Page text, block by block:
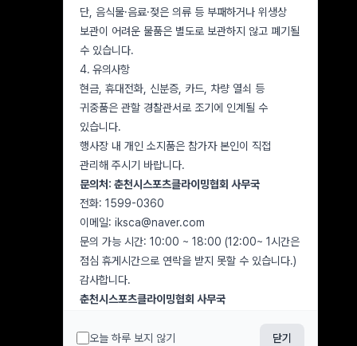
단, 음식물·음료·젖은 의류 등 부패하거나 위생상
보관이 어려운 물품은 별도로 보관하지 않고 폐기될
수 있습니다.
4. 유의사항
현금, 휴대전화, 신분증, 카드, 차량 열쇠 등
귀중품은 관할 경찰관서로 조기에 인계될 수
있습니다.
행사장 내 개인 소지품은 참가자 본인이 직접
관리해 주시기 바랍니다.
문의처: 춘천시스포츠클라이밍협회 사무국
전화: 1599-0360
이메일: iksca@naver.com
문의 가능 시간: 10:00 ~ 18:00 (12:00~ 1시간은
점심 휴게시간으로 연락을 받지 못할 수 있습니다.)
감사합니다.
춘천시스포츠클라이밍협회 사무국
오늘 하루 보지 않기 닫기